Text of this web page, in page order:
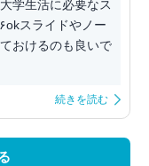
学生活に必要なス
おけるのも良いで
続きを読む